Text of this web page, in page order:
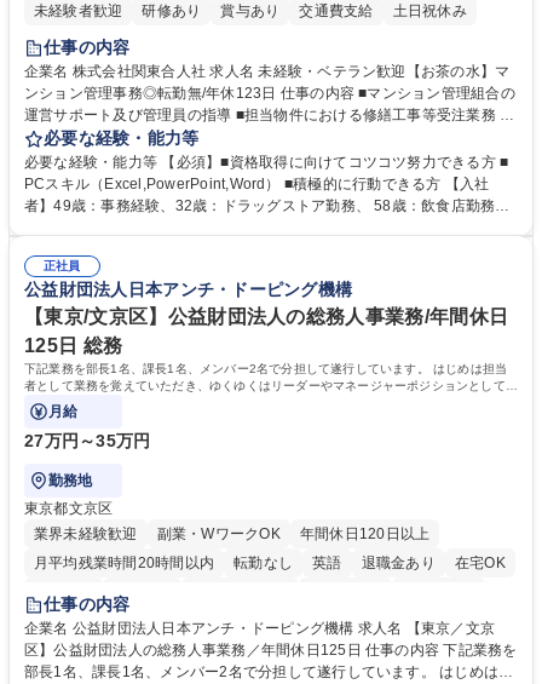
未経験者歓迎
研修あり 賞与あり 交通費支給 土日祝休み
仕事の内容
企業名 株式会社関東合人社 求人名 未経験・ベテラン歓迎【お茶の水】マ
ンション管理事務◎転勤無/年休123日 仕事の内容 ■マンション管理組合の
運営サポート及び管理員の指導 ■担当物件における修繕工事等受注業務 ■
事務所内での事務業務等 ★異業界からの転職者が多数活躍しています
【年収補足】532万円 ＋別途インセンティヴで平均約100万円/年（昨年度
実績） ＋管理業務主任者資格手当50,000円/月 ★親会社である株式会社合
人社計画研究所社のグループ会社として、質の高いサービスと適性価格を
無/年休123日
必要な経験・能力等
必要な経験・能力等 【必須】■資格取得に向けてコツコツ努力できる方 ■
PCスキル（Excel,PowerPoint,Word） ■積極的に行動できる方 【入社
者】49歳：事務経験、32歳：ドラッグストア勤務、 58歳：飲食店勤務
得出来ております！ 【魅力】■フレックス制度、未経験からでも下限年収
を一律支給！ ■管理業務主任者資格取得後には50,000円/月の手当あり！
学歴・資格 学歴：大学院 大学 高専 短大 専修学校 高校 語学力： 資格：第
一種運転免許普通自動車
正社員
公益財団法人日本アンチ・ドーピング機構
【東京/文京区】公益財団法人の総務人事業務/年間休日
125日 総務
下記業務を部長1名、課長1名、メンバー2名で分担して遂行しています。 はじめは担当
者として業務を覚えていただき、ゆくゆくはリーダーやマネージャーポジションとして活
躍いただくことを期待しています。
月給
27万円～35万円
勤務地
東京都文京区
業界未経験歓迎
副業・WワークOK
年間休日120日以上
月平均残業時間20時間以内
転勤なし 英語 退職金あり
在宅OK
賞与あり
育休あり
食事補助あり
仕事の内容
企業名 公益財団法人日本アンチ・ドーピング機構 求人名 【東京／文京
区】公益財団法人の総務人事業務／年間休日125日 仕事の内容 下記業務を
部長1名、課長1名、メンバー2名で分担して遂行しています。 はじめは担